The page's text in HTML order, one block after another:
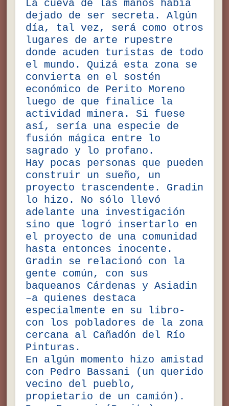
La cueva de las manos había
dejado de ser secreta. Algún
día, tal vez, será como otros
lugares de arte rupestre
donde acuden turistas de todo
el mundo. Quizá esta zona se
convierta en el sostén
económico de Perito Moreno
luego de que finalice la
actividad minera. Si fuese
así, sería una especie de
fusión mágica entre lo
sagrado y lo profano.
Hay pocas personas que pueden
construir un sueño, un
proyecto trascendente. Gradin
lo hizo. No sólo llevó
adelante una investigación
sino que logró insertarlo en
el proyecto de una comunidad
hasta entonces inocente.
Gradin se relacionó con la
gente común, con sus
baqueanos Cárdenas y Asiadin
–a quienes destaca
especialmente en su libro-
con los pobladores de la zona
cercana al Cañadón del Río
Pinturas.
En algún momento hizo amistad
con Pedro Bassani (un querido
vecino del pueblo,
propietario de un camión).